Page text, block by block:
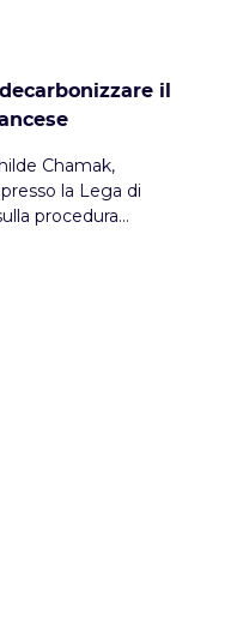
il
Chamak,
la Lega di
procedura
e proporre una